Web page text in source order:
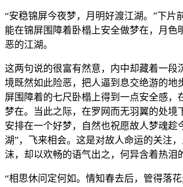
“安稳锦屏今夜梦，月明好渡江湖。”下片
能在锦屏围障着卧榻上安全做梦在，月色
恶的江湖。
这两句说的很富有然意，内中却藏着一段
境既然如此险恶，把人逼到息交绝游的地
屏围障着的七尺卧榻上得到一点安全感，
梦在。当此之际，在罗网而无羽翼的处境
安排在一个好梦，自然也祝愿故人梦魂趁
湖”，飞来相会。这是对故人命运的关注
沫，却以欢畅的语气出之，何异含着热泪
“相思休问定何如。情知春去后，管得落花